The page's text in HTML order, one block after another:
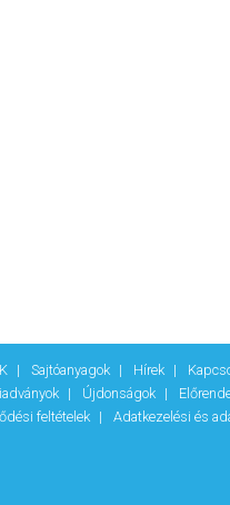
Sajtóanyagok Hírek
Újdonságok
feltételek
Adatkezelési és